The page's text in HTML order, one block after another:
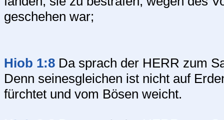
geschehen war;
Hiob 1:8 Da sprach der HERR zum
Denn seinesgleichen ist nicht auf
fürchtet und vom Bösen weicht.